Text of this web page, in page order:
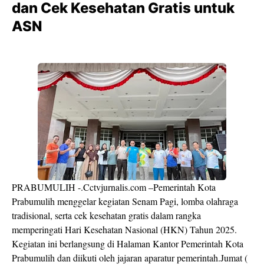
dan Cek Kesehatan Gratis untuk
ASN
PRABUMULIH -.Cctvjurnalis.com –Pemerintah Kota
Prabumulih menggelar kegiatan Senam Pagi, lomba olahraga
tradisional, serta cek kesehatan gratis dalam rangka
memperingati Hari Kesehatan Nasional (HKN) Tahun 2025.
Kegiatan ini berlangsung di Halaman Kantor Pemerintah Kota
Prabumulih dan diikuti oleh jajaran aparatur pemerintah.Jumat (